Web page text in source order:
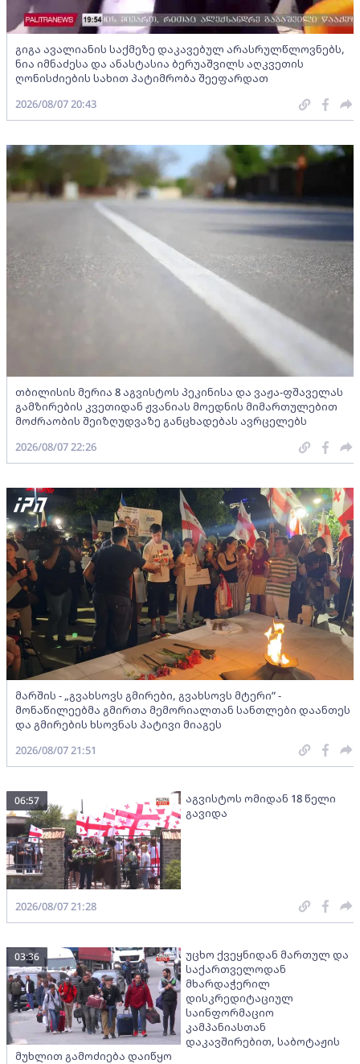
გიგა ავალიანის საქმეზე დაკავებულ არასრულწლოვნებს,
ნია იმნაძესა და ანასტასია ბერუაშვილს აღკვეთის
ღონისძიების სახით პატიმრობა შეეფარდათ
2026/08/07 20:43
თბილისის მერია 8 აგვისტოს პეკინისა და ვაჟა-ფშაველას
გამზირების კვეთიდან ჟვანიას მოედნის მიმართულებით
მოძრაობის შეიზღუდვაზე განცხადებას ავრცელებს
2026/08/07 22:26
მარშის - „გვახსოვს გმირები, გვახსოვს მტერი” -
მონაწილეებმა გმირთა მემორიალთან სანთლები დაანთეს
და გმირების ხსოვნას პატივი მიაგეს
2026/08/07 21:51
აგვისტოს ომიდან 18 წელი
გავიდა
06:57
2026/08/07 21:28
უცხო ქვეყნიდან მართულ და
საქართველოდან
მხარდაჭერილ
დისკრედიტაციულ
საინფორმაციო
კამპანიასთან
დაკავშირებით, საბოტაჟის
მუხლით გამოძიება დაიწყო
03:36